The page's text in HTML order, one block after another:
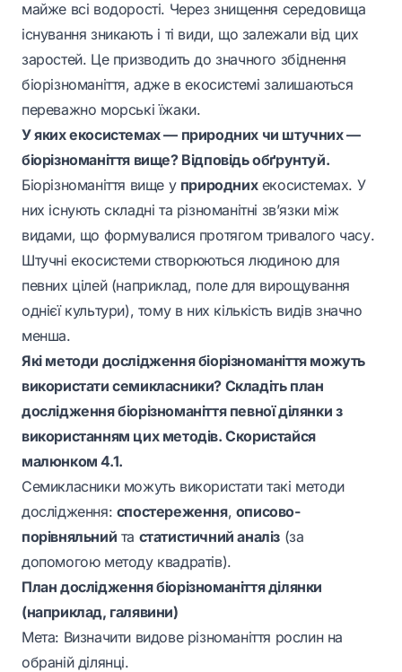
майже всі водорості. Через знищення середовища
існування зникають і ті види, що залежали від цих
заростей. Це призводить до значного збіднення
біорізноманіття, адже в екосистемі залишаються
переважно морські їжаки.
У яких екосистемах — природних чи штучних —
біорізноманіття вище? Відповідь обґрунтуй.
Біорізноманіття вище у природнихекосистемах. У
них існують складні та різноманітні зв’язки між
видами, що формувалися протягом тривалого часу.
Штучні екосистеми створюються людиною для
певних цілей (наприклад, поле для вирощування
однієї культури), тому в них кількість видів значно
менша.
Які методи дослідження біорізноманіття можуть
використати семикласники? Складіть план
дослідження біорізноманіття певної ділянки з
використанням цих методів. Скористайся
малюнком 4.1.
Семикласники можуть використати такі методи
дослідження: спостереження, описово-
порівняльний та статистичний аналіз (за
допомогою методу квадратів).
План дослідження біорізноманіття ділянки
(наприклад, галявини)
Мета: Визначити видове різноманіття рослин на
обраній ділянці.